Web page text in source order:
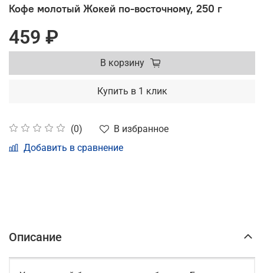
Кофе молотый Жокей по-восточному, 250 г
(0)
В избранное
Добавить в сравнение
459 ₽
В корзину
Купить в 1 клик
Описание